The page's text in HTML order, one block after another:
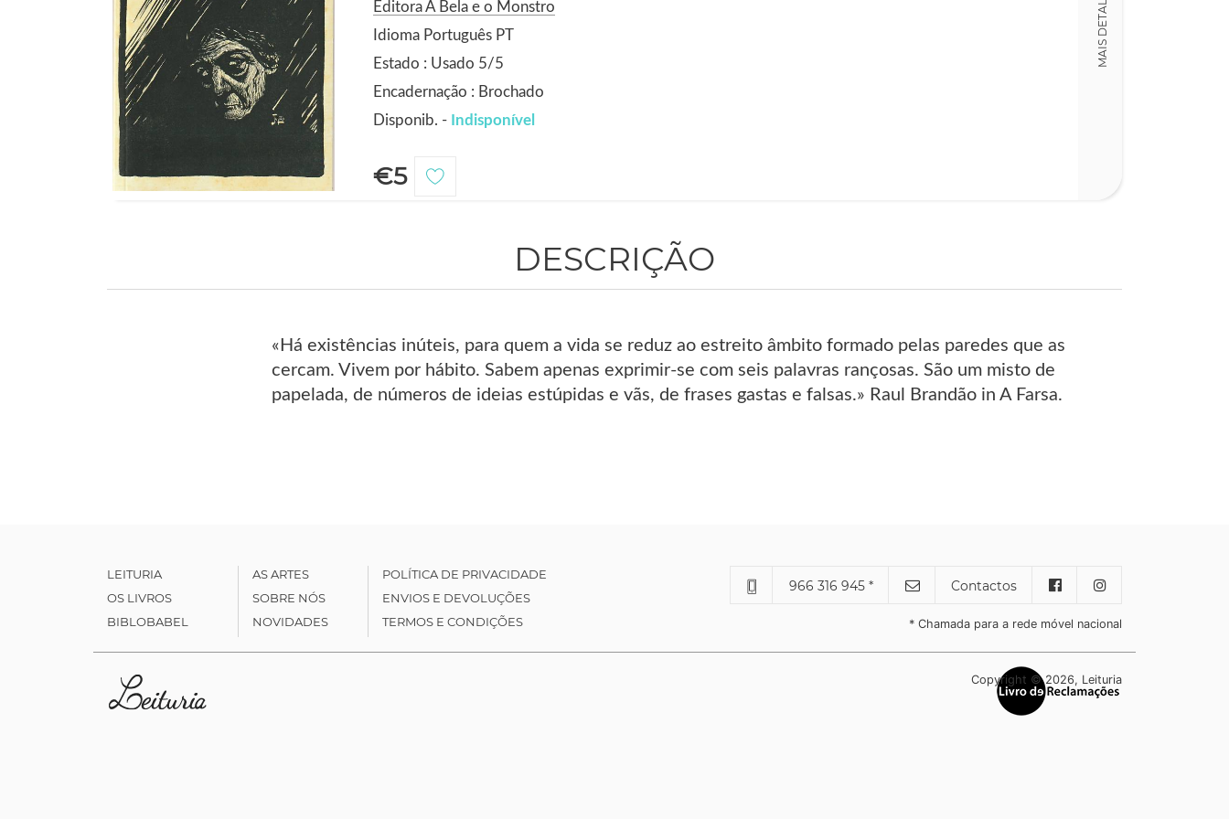
Editora A Bela e o Monstro
Idioma Português PT
Estado : Usado 5/5
Encadernação : Brochado
Disponib. - Indisponível
€5
MAIS DETALHES
DESCRIÇÃO
«Há existências inúteis, para quem a vida se reduz ao estreito âmbito formado pelas paredes que as
cercam. Vivem por hábito. Sabem apenas exprimir-se com seis palavras rançosas. São um misto de
papelada, de números de ideias estúpidas e vãs, de frases gastas e falsas.» Raul Brandão in A Farsa.
LEITURIA
OS LIVROS
BIBLOBABEL
AS ARTES
SOBRE NÓS
NOVIDADES
POLÍTICA DE PRIVACIDADE
ENVIOS E DEVOLUÇÕES
TERMOS E CONDIÇÕES
966 316 945 * Contactos
* Chamada para a rede móvel nacional
Copyright © 2026, Leituria